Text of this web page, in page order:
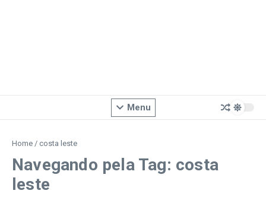
Menu
Home / costa leste
Navegando pela Tag: costa
leste